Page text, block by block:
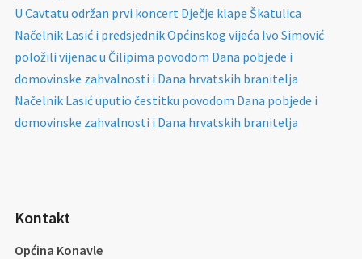
U Cavtatu održan prvi koncert Dječje klape Škatulica
Načelnik Lasić i predsjednik Općinskog vijeća Ivo Simović
položili vijenac u Čilipima povodom Dana pobjede i
domovinske zahvalnosti i Dana hrvatskih branitelja
Načelnik Lasić uputio čestitku povodom Dana pobjede i
domovinske zahvalnosti i Dana hrvatskih branitelja
Kontakt
Općina Konavle